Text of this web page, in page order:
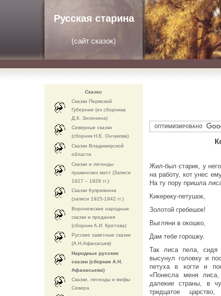
Русская старина
(сайт сказок)
Жил-был старик, у
на работу, кот унес
На ту пору пришла
Кикереку-петушок,
Золотой гребешок!
Выгляни в окошко,
Дам тебе горошку.
Так лиса пела, сидя
высунул головку и
петуха в когти и
«Понесла меня
далекие страны, в
тридцатое
Сказки
Сказки Пермской
Губернии (из сборника
Д.К. Зеленина)
Северные сказки
(сборник Н.Е. Ончукова)
Сказки Владимирской
области
Сказки и легенды
пушкинских мест (Записи
1927 – 1929 гг.)
Сказки Куприянихи
(записи 1925-1942 гг.)
Воронежские народные
сказки и предания
(сборник А.И. Кретова)
Русские заветные сказки
(А.Н.Афанасьев)
Народные русские
сказки (сборник А.Н.
Афанасьева)
Сказки, легенды и мифы
Севера